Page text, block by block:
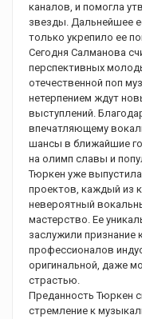
каналов, и помогла
звезды. Дальнейшее
только укрепило ее
Сегодня Салманова
перспективных
отечественной поп
нетерпением ждут
выступлений.
впечатляющему
шансы в ближайшие
на олимп славы и
Тюркен уже
проектов, каждый из
невероятный
мастерство. Ее
заслужили признание
профессионалов
оригинальной, даже
страстью.
Преданность Тюркен
стремление к